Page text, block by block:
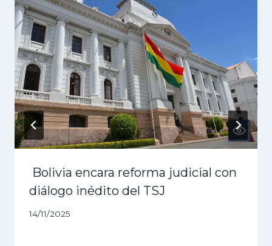
Bolivia encara reforma judicial con
diálogo inédito del TSJ
14/11/2025